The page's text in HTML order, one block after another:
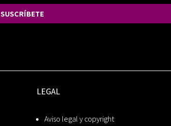
SUSCRÍBETE
LEGAL
Aviso legal y copyright